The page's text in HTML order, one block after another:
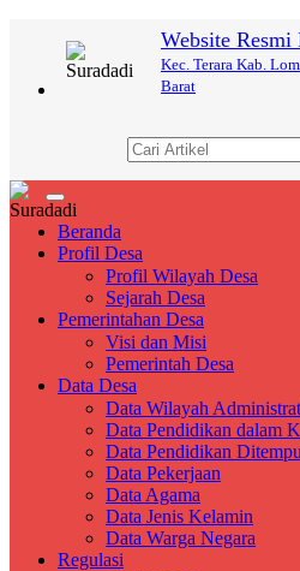
Website Resmi
Kec. Terara Kab.
Barat
Toggle
navigation
Beranda
Profil Desa
Profil Wilayah Desa
Sejarah Desa
Pemerintahan Desa
Visi dan Misi
Pemerintah Desa
Data Desa
Data Wilayah
Data Pendidikan dalam
Data Pendidikan
Data Pekerjaan
Data Agama
Data Jenis Kelamin
Data Warga Negara
Regulasi